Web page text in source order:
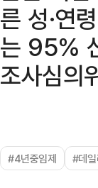
른 성·연
는 95%
조사심의
#4년중임제 #데